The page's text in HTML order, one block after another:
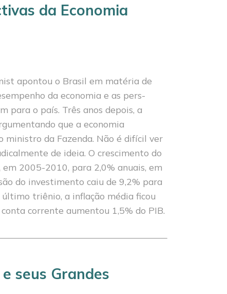
da Economia
apontou o Brasil em matéria de
da economia e as pers­
para o país. Três anos depois, a
que a economia
ministro da Fazenda. Não é difícil ver
de ideia. O crescimento do
em 2005-2010, para 2,0% anuais, em
do investimen­to caiu de 9,2% para
último triênio, a inflação média ficou
corrente au­mentou 1,5% do PIB.
seus Grandes